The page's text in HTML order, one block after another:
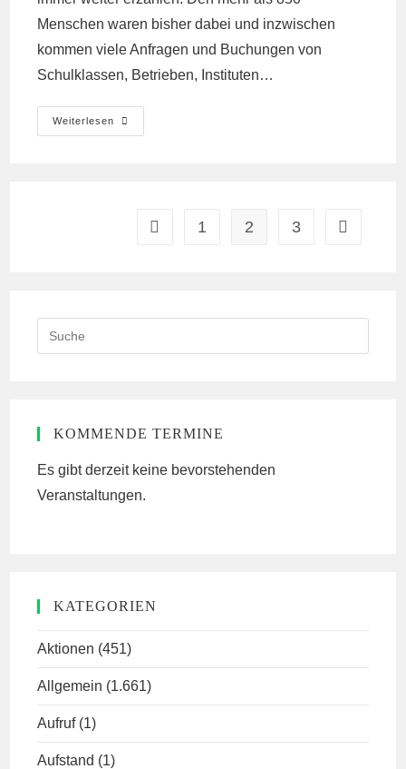
Menschen waren bisher dabei und inzwischen
kommen viele Anfragen und Buchungen von
Schulklassen, Betrieben, Instituten…
Weiterlesen
Waldspaziergang
Am
Gehe zur vorherigen Seite
1 2 3
this
KOMMENDE TERMINE
Es gibt derzeit keine bevorstehenden
Veranstaltungen.
KATEGORIEN
Aktionen (451)
Allgemein (1.661)
Aufruf (1)
Aufstand (1)